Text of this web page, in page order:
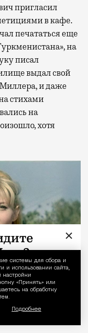
пригласил
в кафе.
печататься еще
на
писал
выдал свой
Миллера, и даже
стихами
на
хотя
системы для сбора и
и использовании сайта,
настройки
«Принять» или
на обработку
Подробнее
×